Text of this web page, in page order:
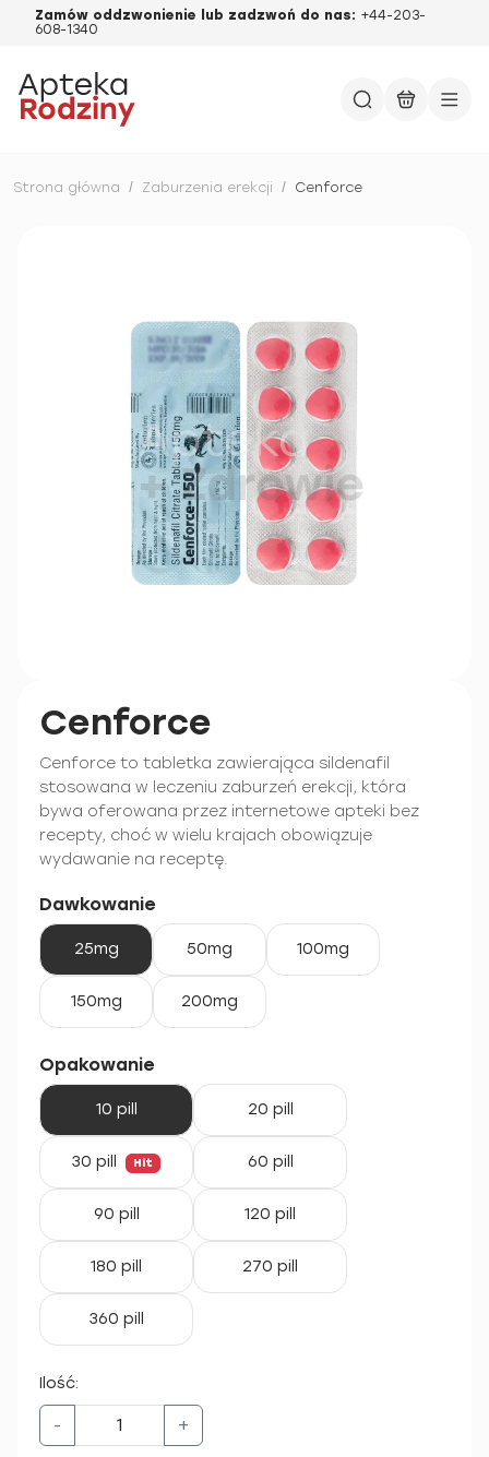
Zamów oddzwonienie lub zadzwoń do nas: +44-203-
608-1340
Strona główna / Zaburzenia erekcji / Cenforce
Cenforce
Cenforce to tabletka zawierająca sildenafil
stosowana w leczeniu zaburzeń erekcji, która
bywa oferowana przez internetowe apteki bez
recepty, choć w wielu krajach obowiązuje
wydawanie na receptę.
Dawkowanie
25mg 50mg 100mg
150mg 200mg
Opakowanie
10 pill 20 pill
30 pill Hit 60 pill
90 pill 120 pill
180 pill 270 pill
360 pill
Ilość:
- +